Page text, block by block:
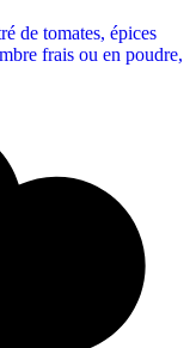
de tomates, épices
frais ou en poudre,